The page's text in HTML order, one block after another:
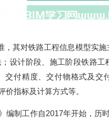
其对铁路工程信息模型实施
设计阶段、施工阶段铁路工
交付精度、交付物格式及交
价指标及计算方式等。
编制工作自2017年开始，历